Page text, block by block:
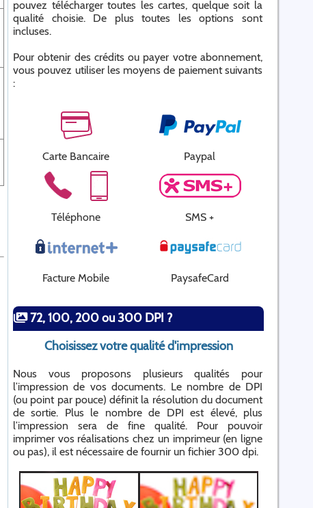
pouvez télécharger toutes les cartes, quelque soit la
qualité choisie. De plus toutes les options sont
incluses.
Pour obtenir des crédits ou payer votre abonnement,
vous pouvez utiliser les moyens de paiement suivants
:
Carte Bancaire Paypal
Téléphone SMS +
Facture Mobile PaysafeCard
72, 100, 200 ou 300 DPI ?
Choisissez votre qualité d'impression
Nous vous proposons plusieurs qualités pour
l’impression de vos documents. Le nombre de DPI
(ou point par pouce) définit la résolution du document
de sortie. Plus le nombre de DPI est élevé, plus
l’impression sera de fine qualité. Pour pouvoir
imprimer vos réalisations chez un imprimeur (en ligne
ou pas), il est nécessaire de fournir un fichier 300 dpi.